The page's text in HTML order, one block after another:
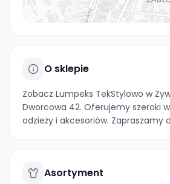
O sklepie
Zobacz Lumpeks TekStylowo w
Dworcowa 42. Oferujemy szeroki
odzieży i akcesoriów. Zapraszamy
Asortyment